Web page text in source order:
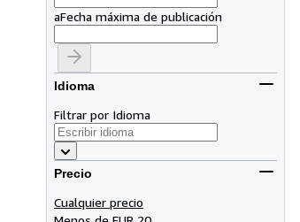
aFecha máxima de publicación
Idioma
Filtrar por Idioma
Precio
Cualquier precio